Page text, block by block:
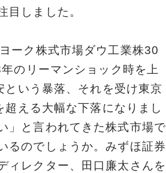
目しました。
ーク株式市場ダウ工業株30
のリーマンショック時を上
という暴落、それを受け東京
える大幅な下落になりまし
」と言われてきた株式市場で
るのでしょうか。みずほ証券
ィレクター、田口廉太さんを